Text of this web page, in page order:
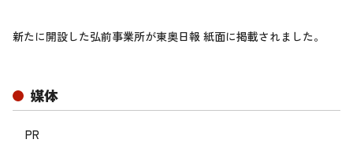
媒体
PR
新たに開設した弘前事業所が東奥日報 紙面に掲載されました。